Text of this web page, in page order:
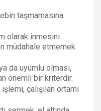
taşmamasına
olarak inmesini
müdahale etmemek
da uyumlu olması,
önemli bir kriterdir.
çalışılan ortamı